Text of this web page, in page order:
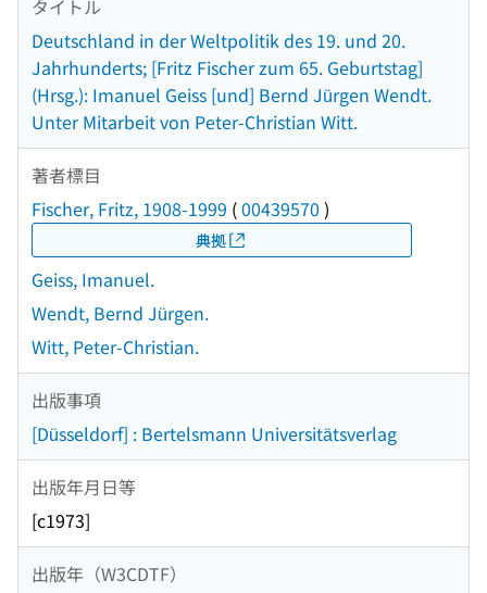
タイトル
Deutschland in der Weltpolitik des 19. und 20.
Jahrhunderts; [Fritz Fischer zum 65. Geburtstag]
(Hrsg.): Imanuel Geiss [und] Bernd Jürgen Wendt.
Unter Mitarbeit von Peter-Christian Witt.
著者標目
Fischer, Fritz, 1908-1999 (00439570 )
典拠
Geiss, Imanuel.
Wendt, Bernd Jürgen.
Witt, Peter-Christian.
出版事項
[Düsseldorf] : Bertelsmann Universitätsverlag
出版年月日等
[c1973]
出版年（W3CDTF）